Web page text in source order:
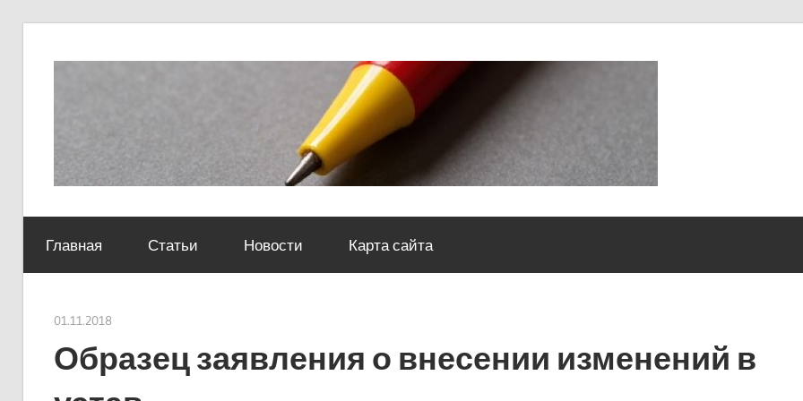
юридический
центр
Главная Статьи Новости Карта сайта
01.11.2018Евгений Георгиевич
Образец заявления о внесении изменений в